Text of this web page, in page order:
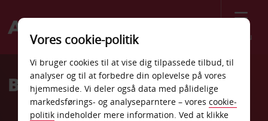
Menu
Welcome
AvisBilleje Hamilton
Vores cookie-politik
Vi bruger cookies til at vise dig tilpassede tilbud, til
analyser og til at forbedre din oplevelse på vores
hjemmeside. Vi deler også data med pålidelige
markedsførings- og analyseparntere – vores cookie-
politik indeholder mere information. Ved at klikke